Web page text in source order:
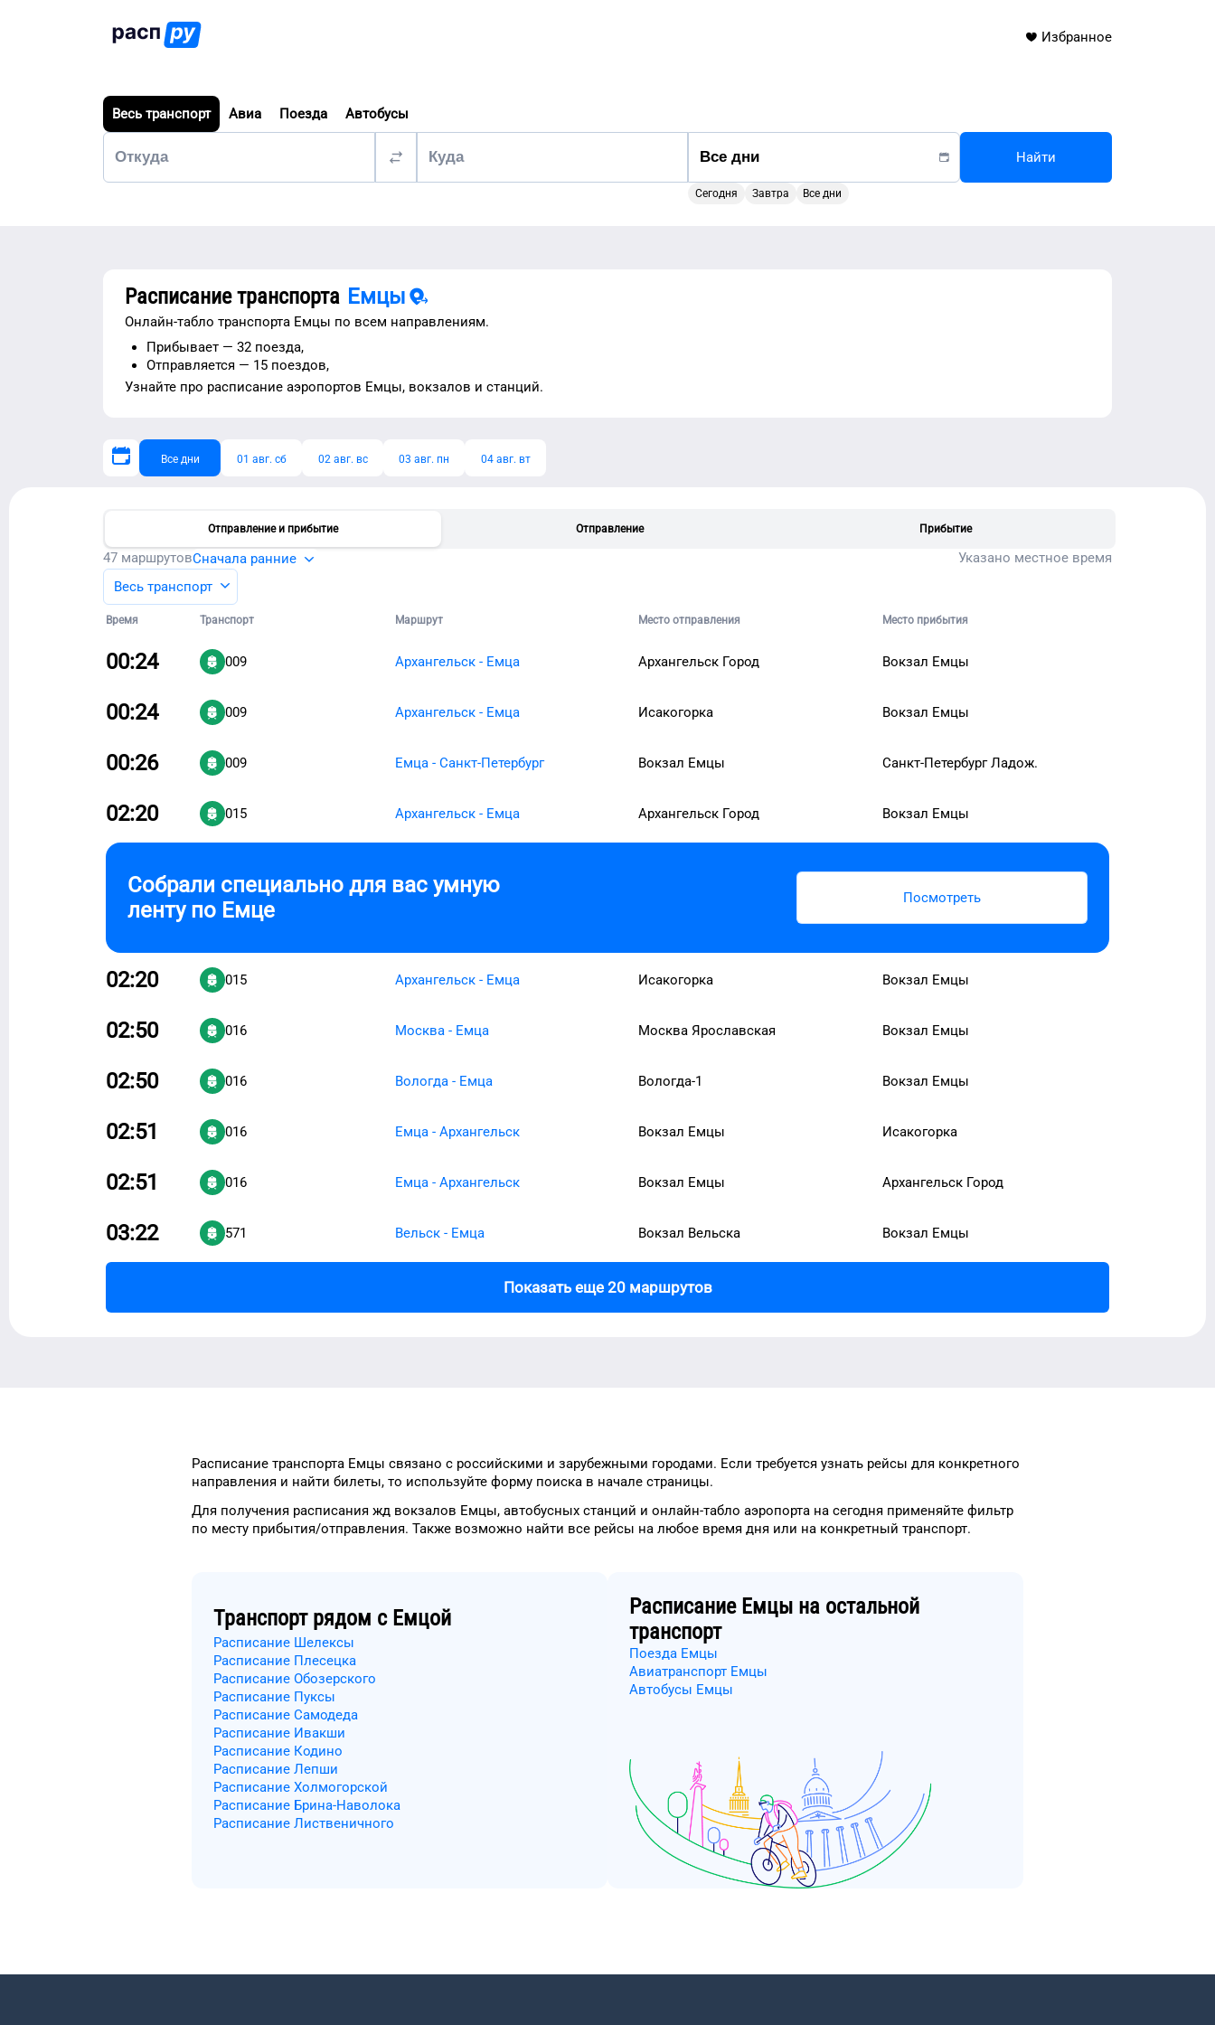
Избранное
Весь транспорт Авиа Поезда Автобусы
Сегодня Завтра Все дни
Найти
Расписание транспорта Емцы
Онлайн-табло транспорта Емцы по всем направлениям.
Прибывает — 32 поезда,
Отправляется — 15 поездов,
Узнайте про расписание аэропортов Емцы, вокзалов и станций.
Все дни 01 авг. сб 02 авг. вс 03 авг. пн 04 авг. вт
Отправление и прибытие Отправление Прибытие
47 маршрутовСначала ранние
Указано местное время
Весь транспорт
Время Транспорт Маршрут Место отправления Место прибытия
00:24 009 Архангельск - Емца Архангельск Город Вокзал Емцы
00:24 009 Архангельск - Емца Исакогорка Вокзал Емцы
00:26 009 Емца - Санкт-Петербург Вокзал Емцы Санкт-Петербург Ладож.
02:20 015 Архангельск - Емца Архангельск Город Вокзал Емцы
Собрали специально для вас умную
ленту по Емце Посмотреть
02:20 015 Архангельск - Емца Исакогорка Вокзал Емцы
02:50 016 Москва - Емца Москва Ярославская Вокзал Емцы
02:50 016 Вологда - Емца Вологда-1 Вокзал Емцы
02:51 016 Емца - Архангельск Вокзал Емцы Исакогорка
02:51 016 Емца - Архангельск Вокзал Емцы Архангельск Город
03:22 571 Вельск - Емца Вокзал Вельска Вокзал Емцы
Показать еще 20 маршрутов
Расписание транспорта Емцы связано с российскими и зарубежными городами. Если требуется узнать рейсы для конкретного
направления и найти билеты, то используйте форму поиска в начале страницы.
Для получения расписания жд вокзалов Емцы, автобусных станций и онлайн-табло аэропорта на сегодня применяйте фильтр
по месту прибытия/отправления. Также возможно найти все рейсы на любое время дня или на конкретный транспорт.
Транспорт рядом с Емцой
Расписание Шелексы
Расписание Плесецка
Расписание Обозерского
Расписание Пуксы
Расписание Самодеда
Расписание Ивакши
Расписание Кодино
Расписание Лепши
Расписание Холмогорской
Расписание Брина-Наволока
Расписание Лиственичного
Расписание Емцы на остальной
транспорт
Поезда Емцы
Авиатранспорт Емцы
Автобусы Емцы